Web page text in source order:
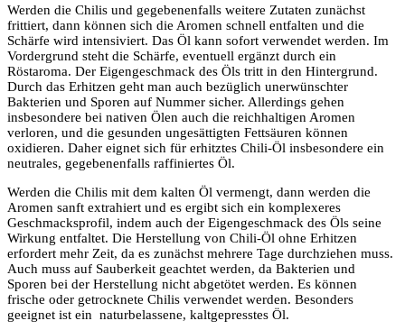
Werden die Chilis und gegebenenfalls weitere Zutaten zunächst
frittiert, dann können sich die Aromen schnell entfalten und die
Schärfe wird intensiviert. Das Öl kann sofort verwendet werden. Im
Vordergrund steht die Schärfe, eventuell ergänzt durch ein
Röstaroma. Der Eigengeschmack des Öls tritt in den Hintergrund.
Durch das Erhitzen geht man auch bezüglich unerwünschter
Bakterien und Sporen auf Nummer sicher. Allerdings gehen
insbesondere bei nativen Ölen auch die reichhaltigen Aromen
verloren, und die gesunden ungesättigten Fettsäuren können
oxidieren. Daher eignet sich für erhitztes Chili-Öl insbesondere ein
neutrales, gegebenenfalls raffiniertes Öl.
Werden die Chilis mit dem kalten Öl vermengt, dann werden die
Aromen sanft extrahiert und es ergibt sich ein komplexeres
Geschmacksprofil, indem auch der Eigengeschmack des Öls seine
Wirkung entfaltet. Die Herstellung von Chili-Öl ohne Erhitzen
erfordert mehr Zeit, da es zunächst mehrere Tage durchziehen muss.
Auch muss auf Sauberkeit geachtet werden, da Bakterien und
Sporen bei der Herstellung nicht abgetötet werden. Es können
frische oder getrocknete Chilis verwendet werden. Besonders
geeignet ist ein naturbelassene, kaltgepresstes Öl.